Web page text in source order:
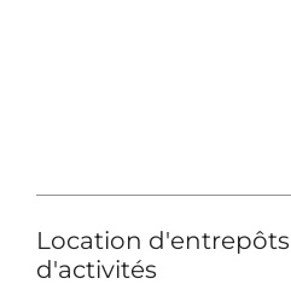
Location
d'activités